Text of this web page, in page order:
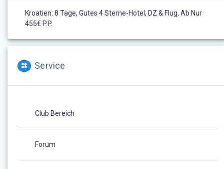
Kroatien: 8 Tage, Gutes 4 Sterne-Hotel, DZ & Flug, Ab Nur
455€ P.P.
Service
Club Bereich
Forum